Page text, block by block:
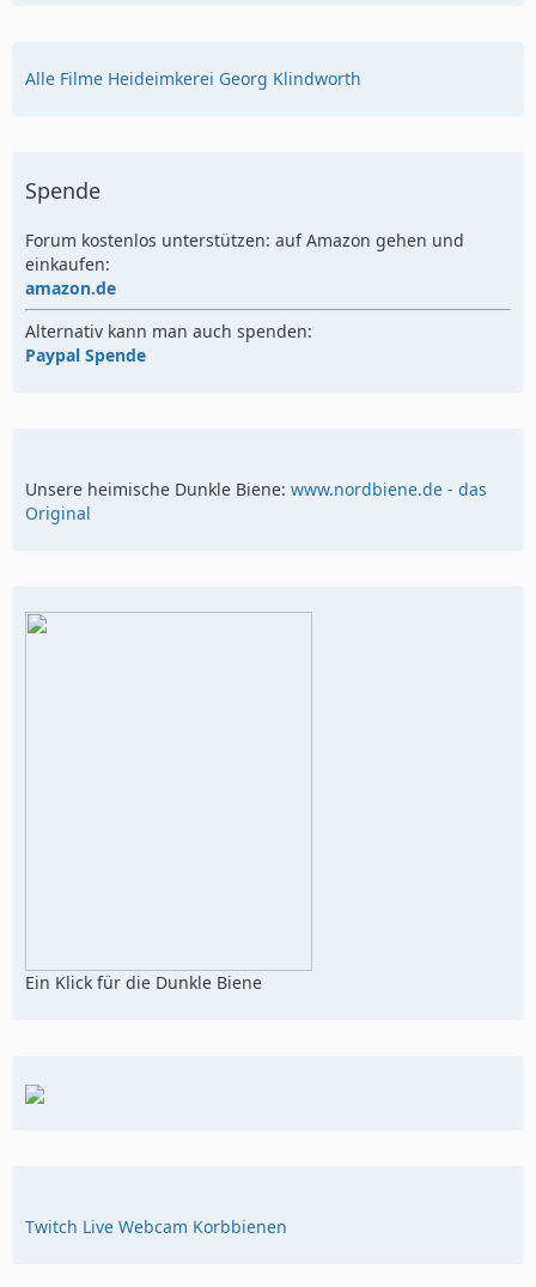
Alle Filme Heideimkerei Georg Klindworth
Spende
Forum kostenlos unterstützen: auf Amazon gehen und
einkaufen:
amazon.de
Alternativ kann man auch spenden:
Paypal Spende
Unsere heimische Dunkle Biene: www.nordbiene.de - das
Original
Ein Klick für die Dunkle Biene
Twitch Live Webcam Korbbienen